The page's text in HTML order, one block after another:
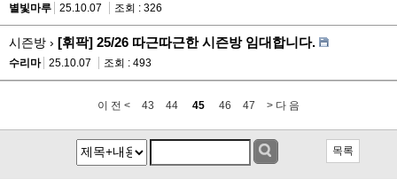
별빛마루 25.10.07 조회 : 326
시즌방 › [휘팍] 25/26 따근따근한 시즌방 임대합니다.
수리마 25.10.07 조회 : 493
이 전 < 43 44 45 46 47 > 다 음
목록